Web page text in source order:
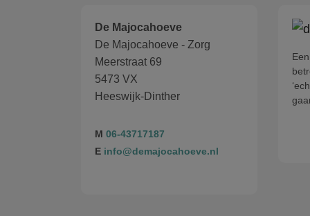
De Majocahoeve
De Majocahoeve - Zorg
Meerstraat 69
5473 VX
Heeswijk-Dinther
M 06-43717187
E info@demajocahoeve.nl